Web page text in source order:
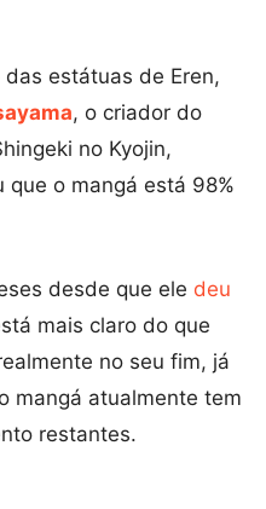
das estátuas de Eren,
, o criador do
no Kyojin,
o mangá está 98%
desde que ele deu
mais claro do que
no seu fim, já
mangá atualmente tem
restantes.